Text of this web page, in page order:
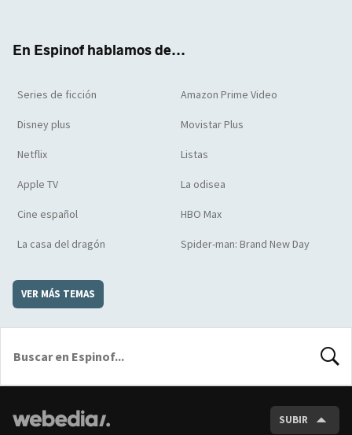
En Espinof hablamos de...
Series de ficción Amazon Prime Video
Disney plus Movistar Plus
Netflix Listas
Apple TV La odisea
Cine español HBO Max
La casa del dragón Spider-man: Brand New Day
VER MÁS TEMAS
SUBIR